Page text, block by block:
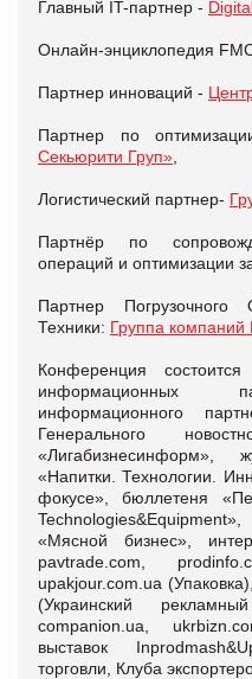
Главный IT-партнер -
Онлайн-энциклопедия
Партнер инноваций -
Партнер по
Секьюрити Груп»
Логистический партнер-
Партнёр по
операций и оптимизации
Партнер Погрузочного
Техники: Группа компаний
Конференция
информационных
информационного
Генерального
«Лигабизнесинформ»,
«Напитки. Технологии.
фокусе», бюллетеня
«Мясной бизнес»,
pavtrade.com,
upakjour.com.ua
(Украинский
companion.ua,
выставок
торговли, Клуба